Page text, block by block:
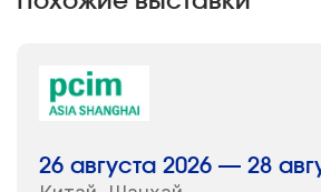
40 026 посетителей
из 91 страны и региона
26 августа 2026 — 28